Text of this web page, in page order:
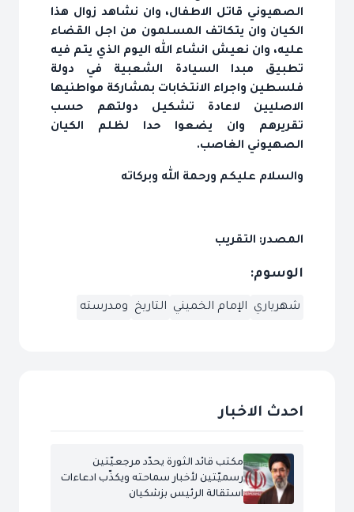
الصهيوني قاتل الاطفال، وان نشاهد زوال هذا
الكيان وان يتكاتف المسلمون من اجل القضاء
عليه، وان نعيش انشاء الله اليوم الذي يتم فيه
تطبيق مبدا السيادة الشعبية في دولة
فلسطين واجراء الانتخابات بمشاركة مواطنيها
الاصليين لاعادة تشكيل دولتهم حسب
تقريرهم وان يضعوا حدا لظلم الكيان
الصهيوني الغاصب.
والسلام عليكم ورحمة الله وبركاته
المصدر: التقريب
الوسوم:
شهرياري الإمام الخميني التاريخ ومدرسته
احدث الاخبار
مكتب قائد الثورة يحدّد مرجعيّتين
رسميّتين لأخبار سماحته ويكذّب ادعاءات
استقالة الرئيس بزشكيان